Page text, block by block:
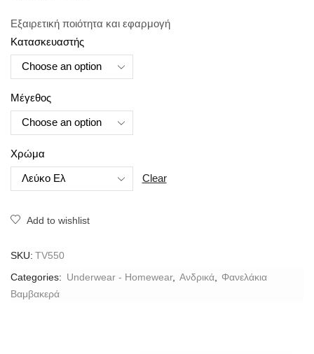
Εξαιρετική ποιότητα και εφαρμογή
Κατασκευαστής
Μέγεθος
Χρώμα
Clear
Add to wishlist
SKU: TV550
Categories: Underwear - Homewear, Ανδρικά, Φανελάκια
Βαμβακερά